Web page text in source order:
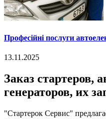
Професійні послуги
13.11.2025
Заказ стартеров,
генераторов, их
"Стартерок Сервис"